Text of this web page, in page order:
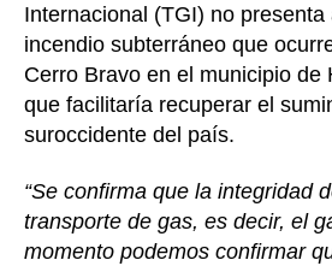
Internacional (TGI) no
incendio subterráneo que
Cerro Bravo en el municipio de
que facilitaría recuperar el
suroccidente del país.
“Se confirma que la integridad
transporte de gas, es decir, el
momento podemos confirmar